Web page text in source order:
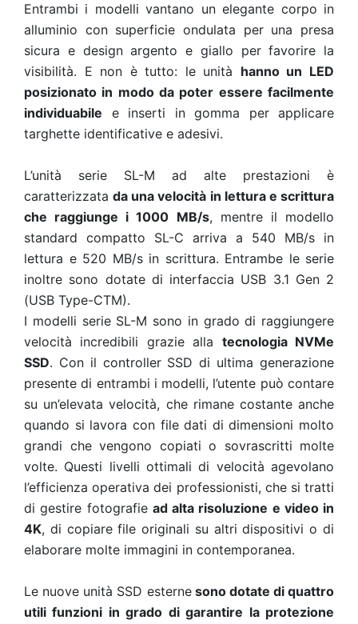
Entrambi i modelli vantano un elegante corpo in
alluminio con superficie ondulata per una presa
sicura e design argento e giallo per favorire la
visibilità. E non è tutto: le unità hanno un LED
posizionato in modo da poter essere facilmente
individuabile e inserti in gomma per applicare
targhette identificative e adesivi.
L’unità serie SL-M ad alte prestazioni è
caratterizzatada una velocità in lettura e scrittura
che raggiunge i 1000 MB/s, mentre il modello
standard compatto SL-C arriva a 540 MB/s in
lettura e 520 MB/s in scrittura. Entrambe le serie
inoltre sono dotate di interfaccia USB 3.1 Gen 2
(USB Type-CTM).
I modelli serie SL-M sono in grado di raggiungere
velocità incredibili grazie alla tecnologia NVMe
SSD. Con il controller SSD di ultima generazione
presente di entrambi i modelli, l’utente può contare
su un’elevata velocità, che rimane costante anche
quando si lavora con file dati di dimensioni molto
grandi che vengono copiati o sovrascritti molte
volte. Questi livelli ottimali di velocità agevolano
l’efficienza operativa dei professionisti, che si tratti
di gestire fotografie ad alta risoluzione e video in
4K, di copiare file originali su altri dispositivi o di
elaborare molte immagini in contemporanea.
Le nuove unità SSD esternesono dotate di quattro
utili funzioni in grado di garantire la protezione